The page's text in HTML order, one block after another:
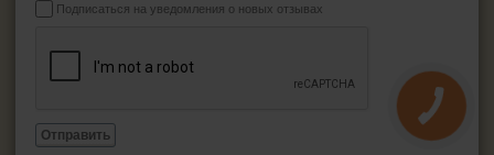
Подписаться на уведомления о новых отзывах
Отправить